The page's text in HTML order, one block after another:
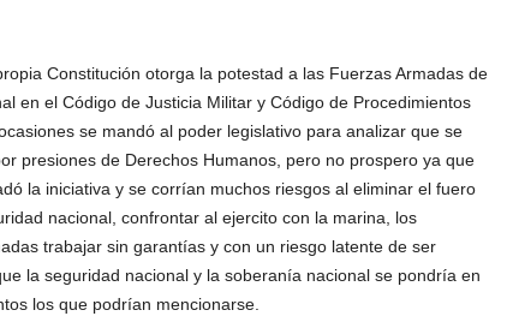
Constitución otorga la potestad a las Fuerzas Armadas de
en el Código de Justicia Militar y Código de Procedimientos
se mandó al poder legislativo para analizar que se
presiones de Derechos Humanos, pero no prospero ya que
la iniciativa y se corrían muchos riesgos al eliminar el fuero
nacional, confrontar al ejercito con la marina, los
trabajar sin garantías y con un riesgo latente de ser
la seguridad nacional y la soberanía nacional se pondría en
los que podrían mencionarse.